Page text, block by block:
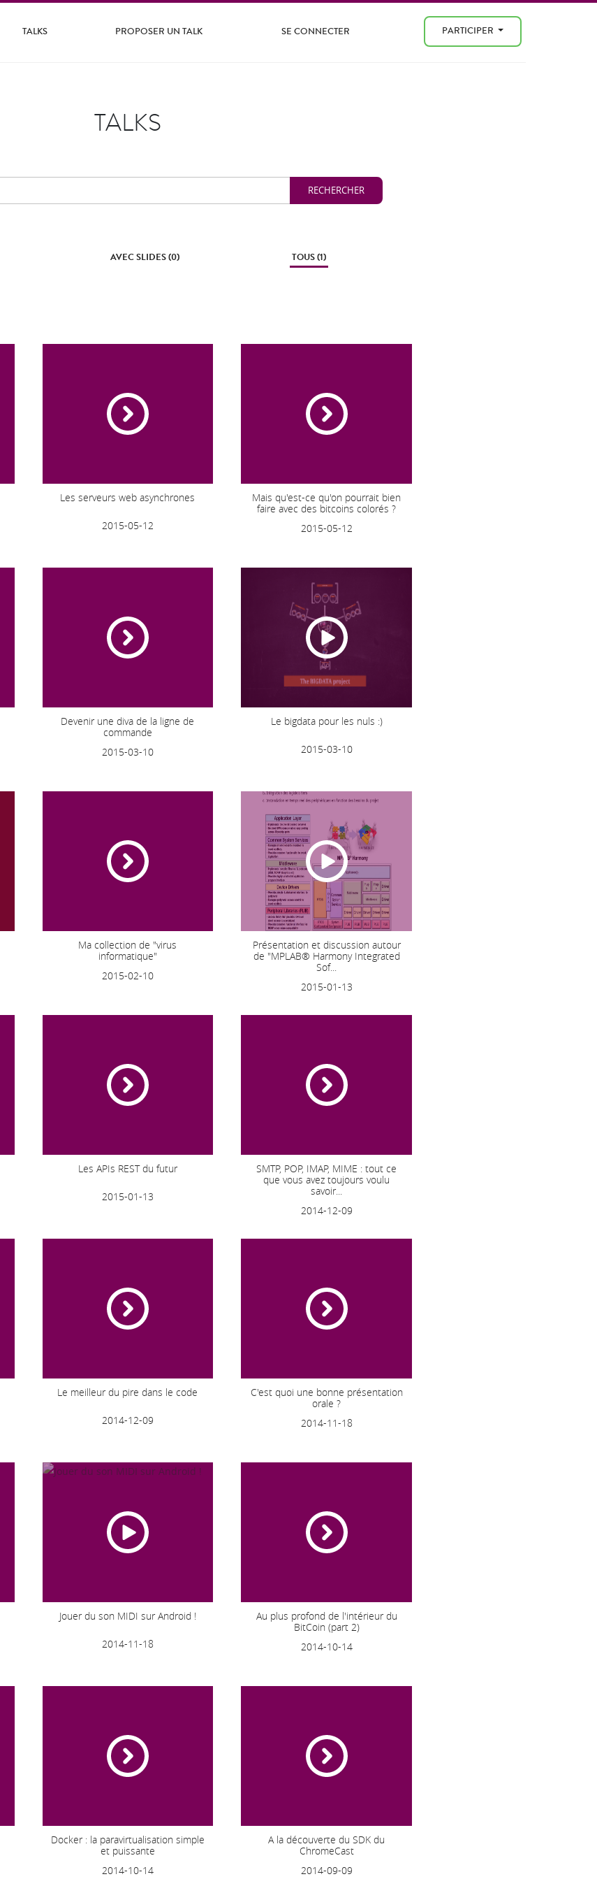
TALKS PROPOSER UN TALK SE CONNECTER PARTICIPER
TALKS
AVEC SLIDES (0) TOUS (1)
Les serveurs web asynchrones
2015-05-12
Mais qu'est-ce qu'on pourrait bien
faire avec des bitcoins colorés ?
2015-05-12
Devenir une diva de la ligne de
commande
2015-03-10
Le bigdata pour les nuls :)
2015-03-10
Ma collection de "virus
informatique"
2015-02-10
Présentation et discussion autour
de "MPLAB® Harmony Integrated
Sof...
2015-01-13
Les APIs REST du futur
2015-01-13
SMTP, POP, IMAP, MIME : tout ce
que vous avez toujours voulu
savoir...
2014-12-09
Le meilleur du pire dans le code
2014-12-09
C'est quoi une bonne présentation
orale ?
2014-11-18
Jouer du son MIDI sur Android !
2014-11-18
Au plus profond de l'intérieur du
BitCoin (part 2)
2014-10-14
Docker : la paravirtualisation simple
et puissante
2014-10-14
A la découverte du SDK du
ChromeCast
2014-09-09